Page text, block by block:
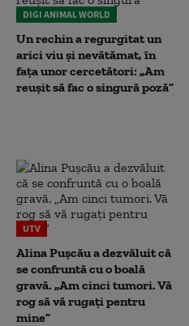
DIGI ANIMAL WORLD
Un rechin a regurgitat un
arici viu și nevătămat, în
fața unor cercetători: „Am
reușit să fac o singură poză”
UTV
Alina Pușcău a dezvăluit că
se confruntă cu o boală
gravă. „Am cinci tumori. Vă
rog să vă rugați pentru
mine”